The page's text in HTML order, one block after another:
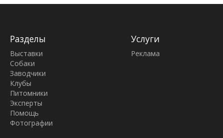
Разделы
Выставки
Собаки
Заводчики
Клубы
Питомники
Эксперты
Помощь
Фотографии
Услуги
Реклама